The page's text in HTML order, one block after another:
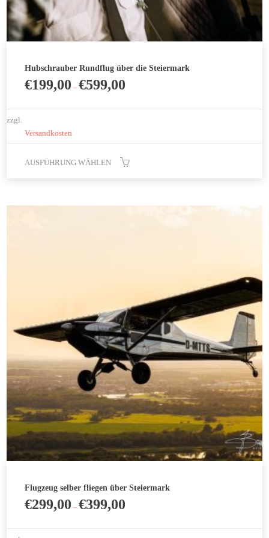
Hubschrauber Rundflug über die Steiermark
€199,00 –€599,00
zzgl.
Versandkosten
AUSFÜHRUNG WÄHLEN
Produktseite
werden
Flugzeug selber fliegen über Steiermark
€299,00 –€399,00